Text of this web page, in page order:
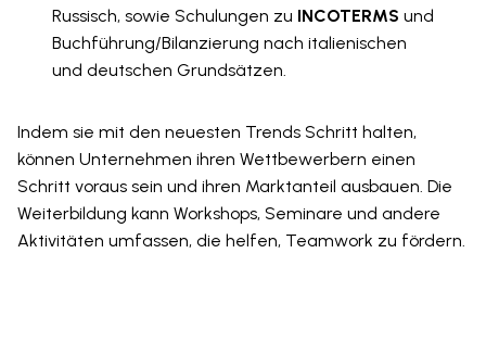
Russisch, sowie Schulungen zu INCOTERMS und
Buchführung/Bilanzierung nach italienischen
und deutschen Grundsätzen.
Indem sie mit den neuesten Trends Schritt halten,
können Unternehmen ihren Wettbewerbern einen
Schritt voraus sein und ihren Marktanteil ausbauen. Die
Weiterbildung kann Workshops, Seminare und andere
Aktivitäten umfassen, die helfen, Teamwork zu fördern.